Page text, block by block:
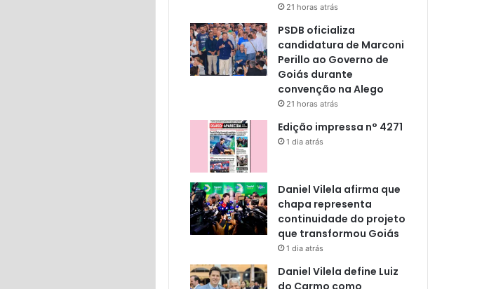
21 horas atrás
PSDB oficializa
candidatura de Marconi
Perillo ao Governo de
Goiás durante
convenção na Alego
21 horas atrás
Edição impressa n° 4271
1 dia atrás
Daniel Vilela afirma que
chapa representa
continuidade do projeto
que transformou Goiás
1 dia atrás
Daniel Vilela define Luiz
do Carmo como